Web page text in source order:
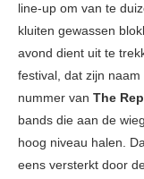
line-up om van te
kluiten gewassen
avond dient uit te
festival, dat zijn
nummer van The
bands die aan de
hoog niveau halen.
eens versterkt door